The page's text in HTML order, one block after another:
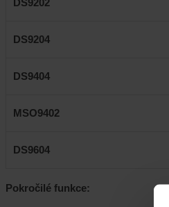
DS9204
DS9404
MSO9402
DS9604
Pokročilé funkce: